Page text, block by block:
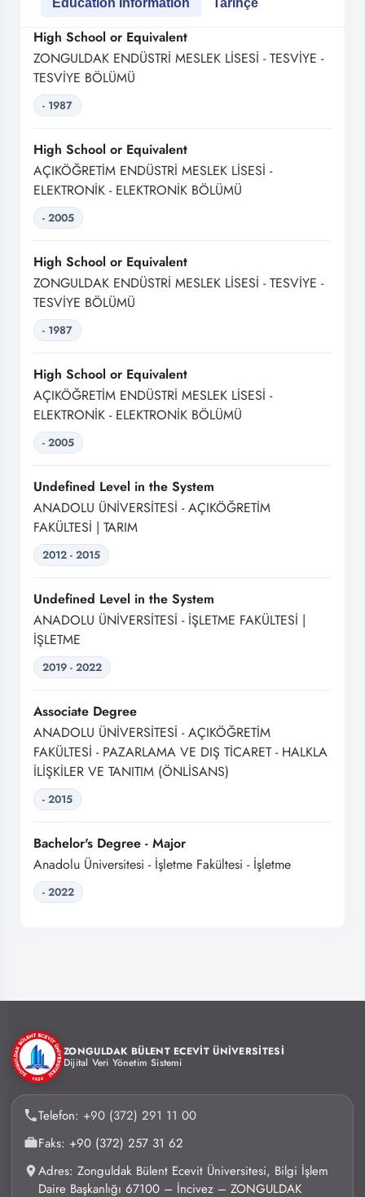
Education Information Tarihçe
High School or Equivalent
ZONGULDAK ENDÜSTRİ MESLEK LİSESİ - TESVİYE -
TESVİYE BÖLÜMÜ
- 1987
High School or Equivalent
AÇIKÖĞRETİM ENDÜSTRİ MESLEK LİSESİ -
ELEKTRONİK - ELEKTRONİK BÖLÜMÜ
- 2005
High School or Equivalent
ZONGULDAK ENDÜSTRİ MESLEK LİSESİ - TESVİYE -
TESVİYE BÖLÜMÜ
- 1987
High School or Equivalent
AÇIKÖĞRETİM ENDÜSTRİ MESLEK LİSESİ -
ELEKTRONİK - ELEKTRONİK BÖLÜMÜ
- 2005
Undefined Level in the System
ANADOLU ÜNİVERSİTESİ - AÇIKÖĞRETİM
FAKÜLTESİ | TARIM
2012 - 2015
Undefined Level in the System
ANADOLU ÜNİVERSİTESİ - İŞLETME FAKÜLTESİ |
İŞLETME
2019 - 2022
Associate Degree
ANADOLU ÜNİVERSİTESİ - AÇIKÖĞRETİM
FAKÜLTESİ - PAZARLAMA VE DIŞ TİCARET - HALKLA
İLİŞKİLER VE TANITIM (ÖNLİSANS)
- 2015
Bachelor's Degree - Major
Anadolu Üniversitesi - İşletme Fakültesi - İşletme
- 2022
ZONGULDAK BÜLENT ECEVİT ÜNİVERSİTESİ
Dijital Veri Yönetim Sistemi
Telefon: +90 (372) 291 11 00
Faks: +90 (372) 257 31 62
Adres: Zonguldak Bülent Ecevit Üniversitesi, Bilgi İşlem
Daire Başkanlığı 67100 – İncivez – ZONGULDAK